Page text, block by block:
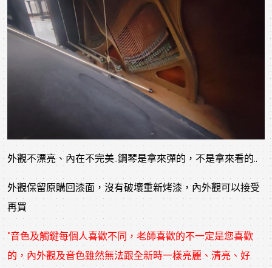
外觀不漂亮、內在不完美..鋼琴是拿來彈的，不是拿來看的..
外觀保留原購回漆面，沒有破壞重新烤漆，內外觀可以接受
再買
"音色及觸鍵每個人喜歡不同，老師喜歡的不一定是您喜歡
的，內外觀及音色雖然無法跟全新時一樣亮麗、清亮、好